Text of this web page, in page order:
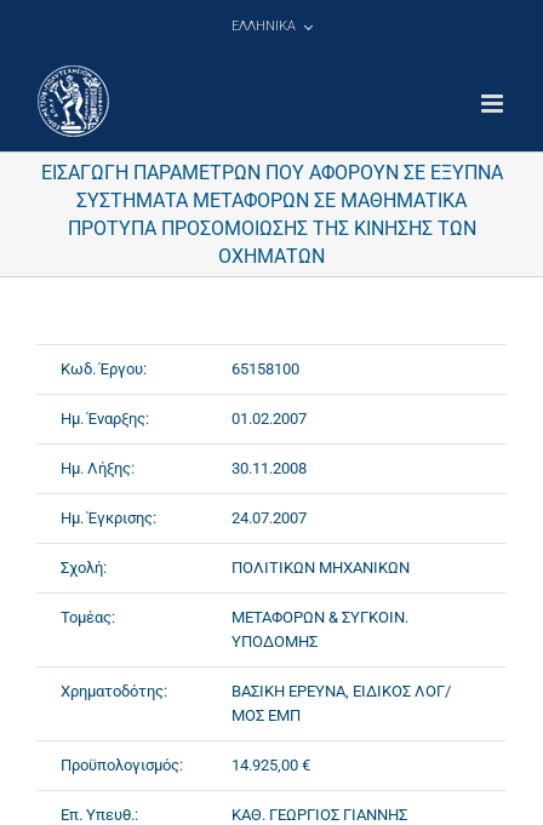
ΕΛΛΗΝΙΚΑ
ΕΙΣΑΓΩΓΗ ΠΑΡΑΜΕΤΡΩΝ ΠΟΥ ΑΦΟΡΟΥΝ ΣΕ ΕΞΥΠΝΑ
ΣΥΣΤΗΜΑΤΑ ΜΕΤΑΦΟΡΩΝ ΣΕ ΜΑΘΗΜΑΤΙΚΑ
ΠΡΟΤΥΠΑ ΠΡΟΣΟΜΟΙΩΣΗΣ ΤΗΣ ΚΙΝΗΣΗΣ ΤΩΝ
ΟΧΗΜΑΤΩΝ
Κωδ. Έργου: 65158100
Ημ. Έναρξης: 01.02.2007
Ημ. Λήξης: 30.11.2008
Ημ. Έγκρισης: 24.07.2007
Σχολή: ΠΟΛΙΤΙΚΩΝ ΜΗΧΑΝΙΚΩΝ
Τομέας:
ΜΕΤΑΦΟΡΩΝ & ΣΥΓΚΟΙΝ.
ΥΠΟΔΟΜΗΣ
Χρηματοδότης:
ΒΑΣΙΚΗ ΕΡΕΥΝΑ, ΕΙΔΙΚΟΣ ΛΟΓ/
ΜΟΣ ΕΜΠ
Προϋπολογισμός: 14.925,00 €
Επ. Υπευθ.: ΚΑΘ. ΓΕΩΡΓΙΟΣ ΓΙΑΝΝΗΣ